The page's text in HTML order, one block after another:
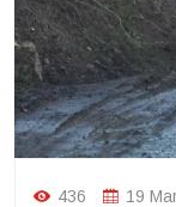
436 19